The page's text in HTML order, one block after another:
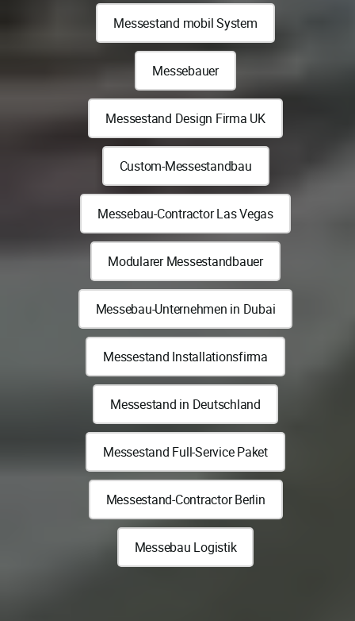
Messestand mobil System
Messebauer
Messestand Design Firma UK
Custom-Messestandbau
Messebau-Contractor Las Vegas
Modularer Messestandbauer
Messebau-Unternehmen in Dubai
Messestand Installationsfirma
Messestand in Deutschland
Messestand Full-Service Paket
Messestand-Contractor Berlin
Messebau Logistik